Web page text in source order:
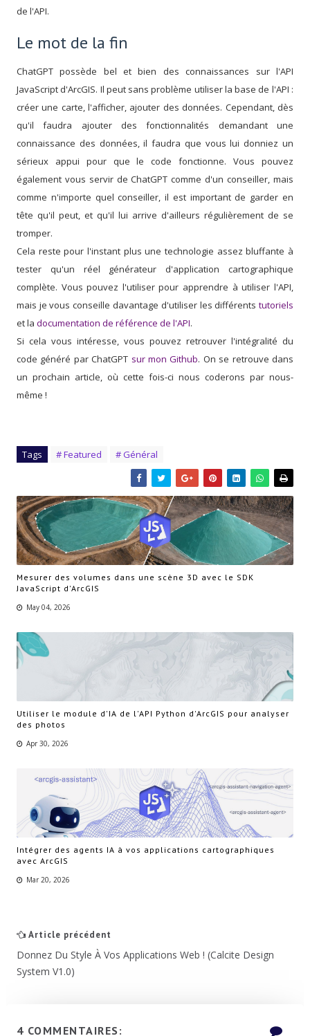
de l'API.
Le mot de la fin
ChatGPT possède bel et bien des connaissances sur l'API
JavaScript d'ArcGIS. Il peut sans problème utiliser la base de l'API :
créer une carte, l'afficher, ajouter des données. Cependant, dès
qu'il faudra ajouter des fonctionnalités demandant une
connaissance des données, il faudra que vous lui donniez un
sérieux appui pour que le code fonctionne. Vous pouvez
également vous servir de ChatGPT comme d'un conseiller, mais
comme n'importe quel conseiller, il est important de garder en
tête qu'il peut, et qu'il lui arrive d'ailleurs régulièrement de se
tromper.
Cela reste pour l'instant plus une technologie assez bluffante à
tester qu'un réel générateur d'application cartographique
complète. Vous pouvez l'utiliser pour apprendre à utiliser l'API,
mais je vous conseille davantage d'utiliser les différentstutoriels
et la documentation de référence de l'API.
Si cela vous intéresse, vous pouvez retrouver l'intégralité du
code généré par ChatGPT sur mon Github. On se retrouve dans
un prochain article, où cette fois-ci nous coderons par nous-
même !
Tags # Featured # Général
Mesurer des volumes dans une scène 3D avec le SDK
JavaScript d'ArcGIS
May 04, 2026
Utiliser le module d'IA de l'API Python d'ArcGIS pour analyser
des photos
Apr 30, 2026
Intégrer des agents IA à vos applications cartographiques
avec ArcGIS
Mar 20, 2026
Article précédent
Donnez Du Style À Vos Applications Web ! (Calcite Design
System V1.0)
4 COMMENTAIRES: